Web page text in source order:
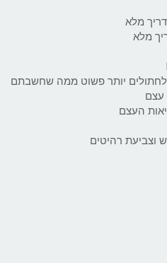
מלא
מלא
לחתולים יותר פשוט ממה שחשבתם
עצם
העצם
וצביעת רהיטים